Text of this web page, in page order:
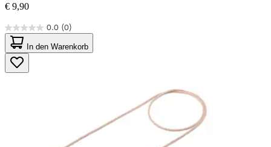
€ 9,90
0.0 (0)
0.0
von
5
Sternen.
In den Warenkorb